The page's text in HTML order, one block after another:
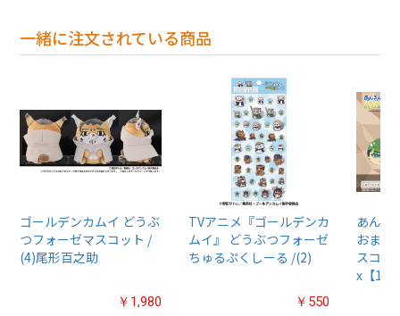
一緒に注文されている商品
ゴールデンカムイ どうぶ
つフォーゼマスコット /
(4)尾形百之助
￥1,980
TVアニメ『ゴールデンカ
ムイ』 どうぶつフォーゼ
ちゅるぷくしーる /(2)
￥550
あんさ
おまん
スコッ
x【